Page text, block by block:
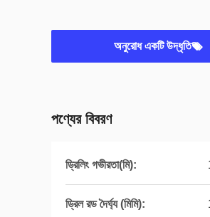
অনুরোধ একটি উদ্ধৃতি
পণ্যের বিবরণ
ড্রিলিং গভীরতা(মি):
ড্রিল রড দৈর্ঘ্য (মিমি):